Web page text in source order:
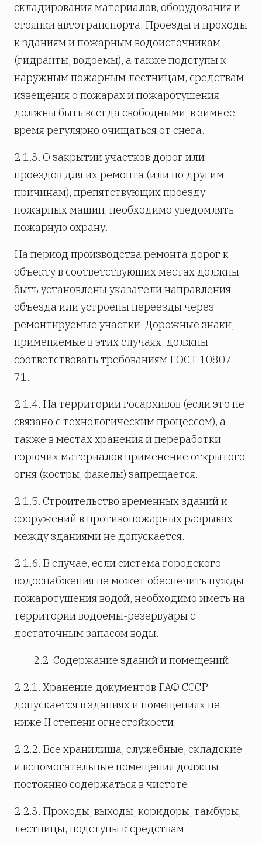
складирования материалов, оборудования и
стоянки автотранспорта. Проезды и проходы
к зданиям и пожарным водоисточникам
(гидранты, водоемы), а также подступы к
наружным пожарным лестницам, средствам
извещения о пожарах и пожаротушения
должны быть всегда свободными, в зимнее
время регулярно очищаться от снега.
2.1.3. О закрытии участков дорог или
проездов для их ремонта (или по другим
причинам), препятствующих проезду
пожарных машин, необходимо уведомлять
пожарную охрану.
На период производства ремонта дорог к
объекту в соответствующих местах должны
быть установлены указатели направления
объезда или устроены переезды через
ремонтируемые участки. Дорожные знаки,
применяемые в этих случаях, должны
соответствовать требованиям ГОСТ 10807-
71.
2.1.4. На территории госархивов (если это не
связано с технологическим процессом), а
также в местах хранения и переработки
горючих материалов применение открытого
огня (костры, факелы) запрещается.
2.1.5. Строительство временных зданий и
сооружений в противопожарных разрывах
между зданиями не допускается.
2.1.6. В случае, если система городского
водоснабжения не может обеспечить нужды
пожаротушения водой, необходимо иметь на
территории водоемы-резервуары с
достаточным запасом воды.
2.2. Содержание зданий и помещений
2.2.1. Хранение документов ГАФ СССР
допускается в зданиях и помещениях не
ниже II степени огнестойкости.
2.2.2. Все хранилища, служебные, складские
и вспомогательные помещения должны
постоянно содержаться в чистоте.
2.2.3. Проходы, выходы, коридоры, тамбуры,
лестницы, подступы к средствам